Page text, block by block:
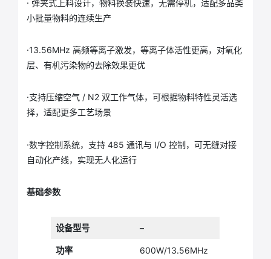
· 弹夹式上料设计，物料换装快速，无需停机，适配多品类
小批量物料的连续生产
·13.56MHz 高频等离子激发，等离子体活性更高，对氧化
层、有机污染物的去除效果更优
·支持压缩空气 / N2 双工作气体，可根据物料特性灵活选
择，适配更多工艺场景
·数字控制系统，支持 485 通讯与 I/O 控制，可无缝对接
自动化产线，实现无人化运行
基础参数
设备型号 –
功率 600W/13.56MHz